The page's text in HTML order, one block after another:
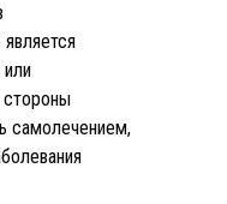
или
самолечением,